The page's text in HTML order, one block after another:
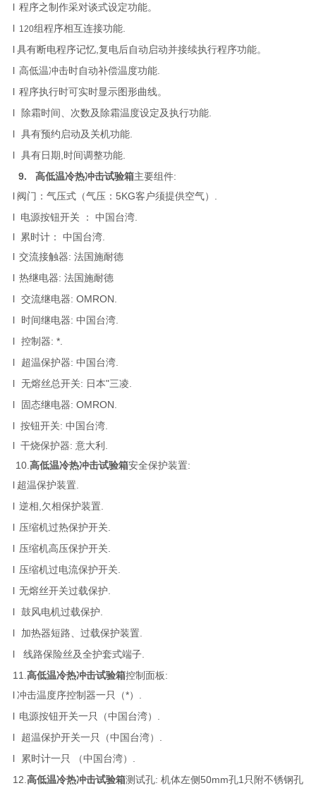
l 程序之制作采对谈式设定功能。
l 120组程序相互连接功能.
l具有断电程序记忆,复电后自动启动并接续执行程序功能。
l 高低温冲击时自动补偿温度功能.
l 程序执行时可实时显示图形曲线。
l 除霜时间、次数及除霜温度设定及执行功能.
l 具有预约启动及关机功能.
l 具有日期,时间调整功能.
9. 高低温冷热冲击试验箱主要组件:
l 阀门：气压式（气压：5KG客户须提供空气）.
l 电源按钮开关 ： 中国台湾.
l 累时计： 中国台湾.
l 交流接触器: 法国施耐德
l 热继电器: 法国施耐德
l 交流继电器: OMRON.
l
时间继电器: 中国台湾.
l 控制器: *.
l
超温保护器: 中国台湾.
l 无熔丝总开关: 日本"三凌.
l
固态继电器: OMRON.
l 按钮开关: 中国台湾.
l 干烧保护器: 意大利.
10. 高低温冷热冲击试验箱安全保护装置:
l 超温保护装置.
l 逆相,欠相保护装置.
l 压缩机过热保护开关.
l 压缩机高压保护开关.
l 压缩机过电流保护开关.
l 无熔丝开关过载保护.
l 鼓风电机过载保护.
l
加热器短路、过载保护装置.
l
线路保险丝及全护套式端子.
11. 高低温冷热冲击试验箱控制面板:
l冲击温度序控制器一只（*）.
l 电源按钮开关一只（中国台湾）.
l
超温保护开关一只（中国台湾）.
l
累时计一只 （中国台湾）.
12. 高低温冷热冲击试验箱测试孔: 机体左侧50mm孔1只附不锈钢孔